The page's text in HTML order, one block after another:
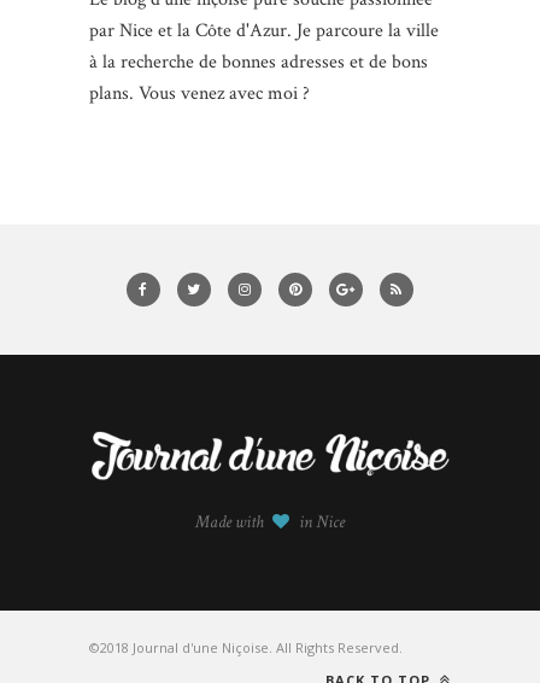
par Nice et la Côte d'Azur. Je parcoure la ville
à la recherche de bonnes adresses et de bons
plans. Vous venez avec moi ?
Made with in Nice
©2018 Journal d'une Niçoise. All Rights Reserved.